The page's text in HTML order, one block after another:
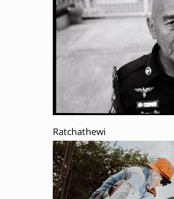
Ratchathewi